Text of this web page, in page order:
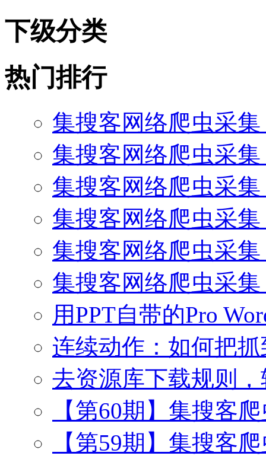
下级分类
热门排行
集搜客网络爬虫采
集搜客网络爬虫采
集搜客网络爬虫采
集搜客网络爬虫采
集搜客网络爬虫采
集搜客网络爬虫采
用PPT自带的Pro
连续动作：如何把
去资源库下载规则
【第60期】集搜客
【第59期】集搜客